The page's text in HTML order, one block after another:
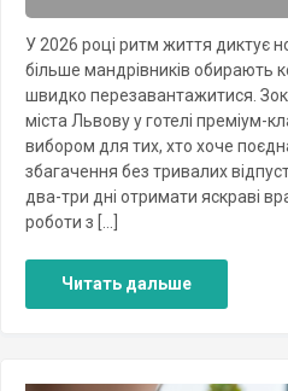
У 2026 році ритм життя диктує
більше мандрівників обирають
швидко перезавантажитися.
міста Львову у готелі преміум-
вибором для тих, хто хоче
збагачення без тривалих
два-три дні отримати яскраві
роботи з […]
Читать дальше